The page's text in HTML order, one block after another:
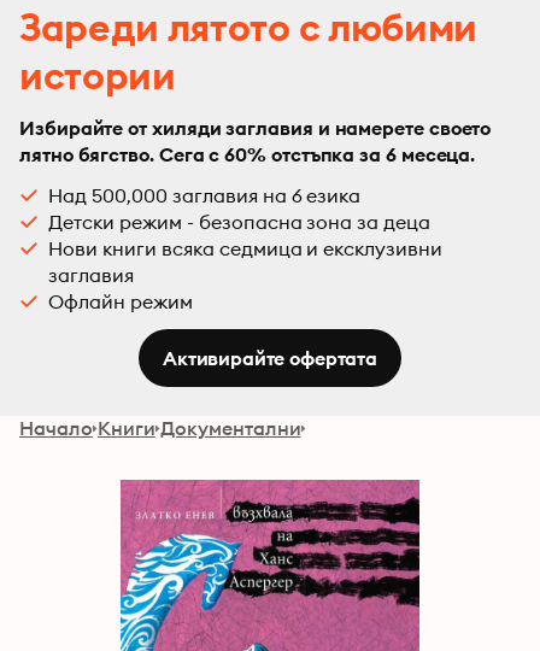
Зареди лятото с любими
истории
Избирайте от хиляди заглавия и намерете своето
лятно бягство. Сега с 60% отстъпка за 6 месеца.
Над 500,000 заглавия на 6 езика
Детски режим - безопасна зона за деца
Нови книги всяка седмица и ексклузивни
заглавия
Офлайн режим
Активирайте офертата
Начало Книги Документални